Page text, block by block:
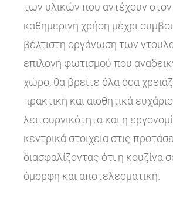
των υλικών που αντέχουν στον
καθημερινή χρήση μέχρι
βέλτιστη οργάνωση των
επιλογή φωτισμού που
χώρο, θα βρείτε όλα όσα
πρακτική και αισθητικά
λειτουργικότητα και η
κεντρικά στοιχεία στις
διασφαλίζοντας ότι η κουζίνα
όμορφη και αποτελεσματική.